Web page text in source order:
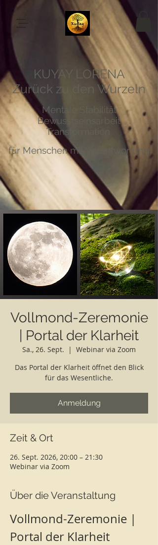
KUYAY LORENA
Zurück zu den Wurzeln
Mentale Stabilität
Bewusstseinsarbeit
Transformation
für Menschen mit Verantwortung
Vollmond-Zeremonie
| Portal der Klarheit
Sa., 26. Sept.
  |
Webinar via Zoom
Das Portal der Klarheit öffnet den Blick
für das Wesentliche.
Anmeldung
Zeit & Ort
26. Sept. 2026, 20:00 – 21:30
Webinar via Zoom
Über die Veranstaltung
Vollmond-Zeremonie |
Portal der Klarheit